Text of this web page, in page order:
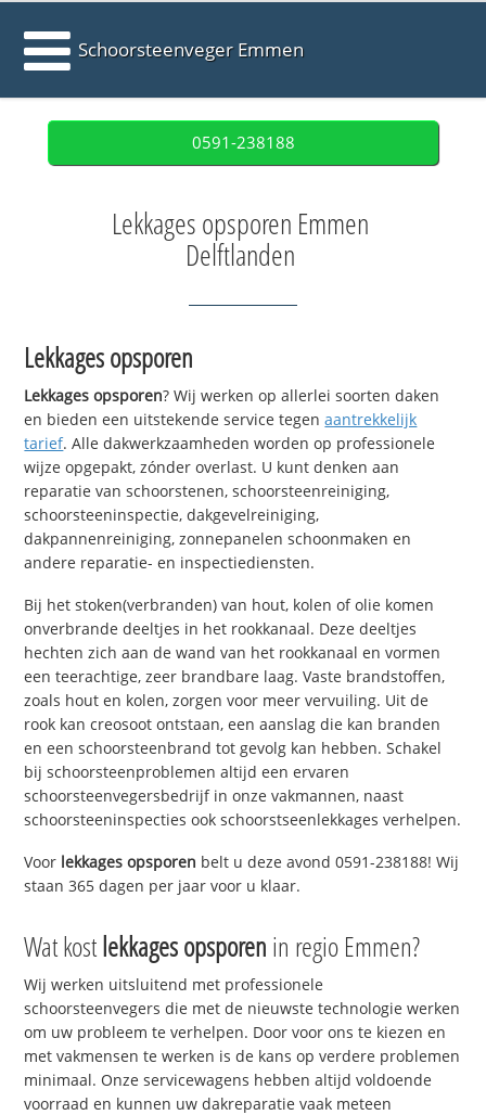
Schoorsteenveger Emmen
0591-238188
Lekkages opsporen Emmen
Delftlanden
Lekkages opsporen
Lekkages opsporen? Wij werken op allerlei soorten daken
en bieden een uitstekende service tegenaantrekkelijk
tarief. Alle dakwerkzaamheden worden op professionele
wijze opgepakt, zónder overlast. U kunt denken aan
reparatie van schoorstenen, schoorsteenreiniging,
schoorsteeninspectie, dakgevelreiniging,
dakpannenreiniging, zonnepanelen schoonmaken en
andere reparatie- en inspectiediensten.
Bij het stoken(verbranden) van hout, kolen of olie komen
onverbrande deeltjes in het rookkanaal. Deze deeltjes
hechten zich aan de wand van het rookkanaal en vormen
een teerachtige, zeer brandbare laag. Vaste brandstoffen,
zoals hout en kolen, zorgen voor meer vervuiling. Uit de
rook kan creosoot ontstaan, een aanslag die kan branden
en een schoorsteenbrand tot gevolg kan hebben. Schakel
bij schoorsteenproblemen altijd een ervaren
schoorsteenvegersbedrijf in onze vakmannen, naast
schoorsteeninspecties ook schoorstseenlekkages verhelpen.
Voor lekkages opsporen belt u deze avond 0591-238188! Wij
staan 365 dagen per jaar voor u klaar.
Wat kostlekkages opsporen in regio Emmen?
Wij werken uitsluitend met professionele
schoorsteenvegers die met de nieuwste technologie werken
om uw probleem te verhelpen. Door voor ons te kiezen en
met vakmensen te werken is de kans op verdere problemen
minimaal. Onze servicewagens hebben altijd voldoende
voorraad en kunnen uw dakreparatie vaak meteen